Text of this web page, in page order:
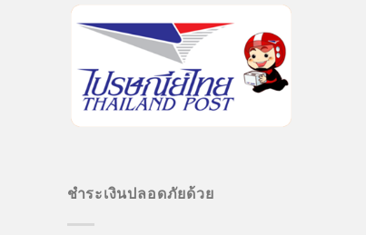
ชำระเงินปลอดภัยด้วย